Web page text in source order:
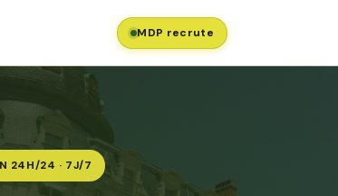
MDP recrute
24H/24 · 7J/7